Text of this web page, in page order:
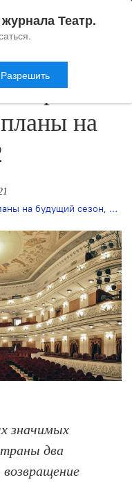
и
на
на будущий сезон,
значимых
два
Театр.
Разрешить